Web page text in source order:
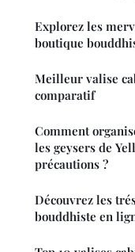
Explorez les
boutique
Meilleur valise
comparatif
Comment
les geysers de
précautions ?
Découvrez les
bouddhiste en